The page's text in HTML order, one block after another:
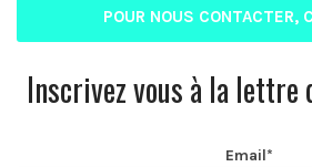
POUR NOUS CONTACTER,
Inscrivez vous à la lettre
Email*